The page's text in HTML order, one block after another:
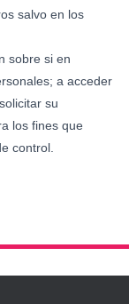
salvo en los
sobre si en
a acceder
su
los fines que
control.